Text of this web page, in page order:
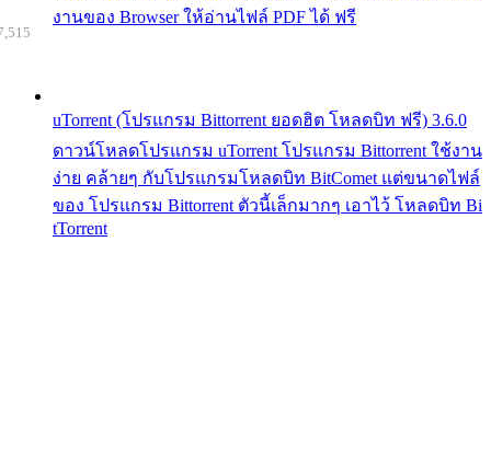
งานของ Browser ให้อ่านไฟล์ PDF ได้ ฟรี
uTorrent (โปรแกรม Bittorrent ยอดฮิต โหลดบิท ฟรี) 3.6.0
ดาวน์โหลดโปรแกรม uTorrent โปรแกรม Bittorrent ใช้งาน
ง่าย คล้ายๆ กับโปรแกรมโหลดบิท BitComet แต่ขนาดไฟล์
ของ โปรแกรม Bittorrent ตัวนี้เล็กมากๆ เอาไว้ โหลดบิท Bi
tTorrent